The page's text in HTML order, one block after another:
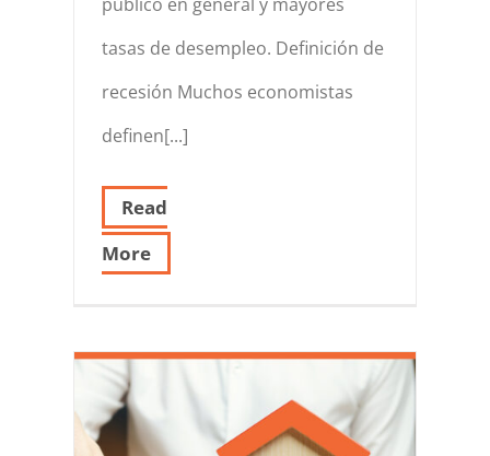
tasas de desempleo. Definición de
recesión Muchos economistas
definen[...]
Read
More